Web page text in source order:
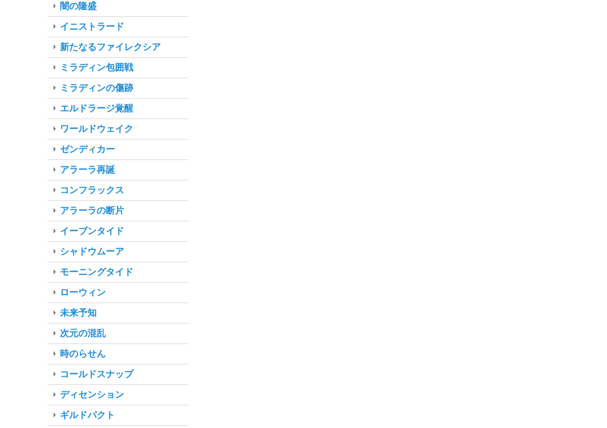
闇の隆盛
イニストラード
新たなるファイレクシア
ミラディン包囲戦
ミラディンの傷跡
エルドラージ覚醒
ワールドウェイク
ゼンディカー
アラーラ再誕
コンフラックス
アラーラの断片
イーブンタイド
シャドウムーア
モーニングタイド
ローウィン
未来予知
次元の混乱
時のらせん
コールドスナップ
ディセンション
ギルドパクト